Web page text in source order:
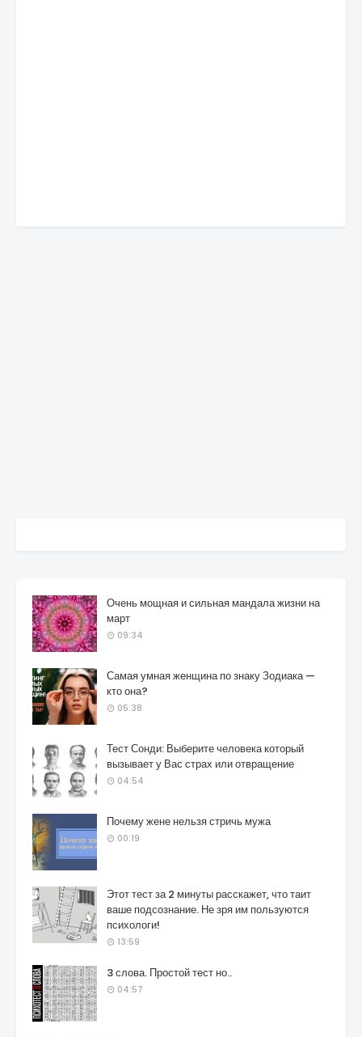
Очень мощная и сильная мандала жизни на
март
09:34
Самая умная женщина по знаку Зодиака —
кто она?
05:38
Тест Сонди: Выберите человека который
вызывает у Вас страх или отвращение
04:54
Почему жене нельзя стричь мужа
00:19
Этот тест за 2 минуты расскажет, что таит
ваше подсознание. Не зря им пользуются
психологи!
13:59
3 слова. Простой тест но..
04:57